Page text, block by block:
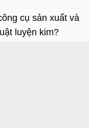
cụ sản xuất và
luyện kim?